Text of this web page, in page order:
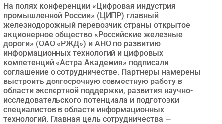
CIO/Управление ИТ
Гаджеты
Здоровье
РАЗДЕЛЫ
Новости
Аналитика
Интервью
На полях конференции «Цифровая индустрия
промышленной России» (ЦИПР) главный
железнодорожный перевозчик страны открытое
акционерное общество «Российские железные
дороги» (ОАО «РЖД») и АНО по развитию
информационных технологий и цифровых
компетенций «Астра Академия» подписали
соглашение о сотрудничестве. Партнеры намерены
выстроить долгосрочную совместную работу в
области экспертной поддержки, развития научно-
исследовательского потенциала и подготовки
специалистов в области информационных
технологий. Главная цель сотрудничества —